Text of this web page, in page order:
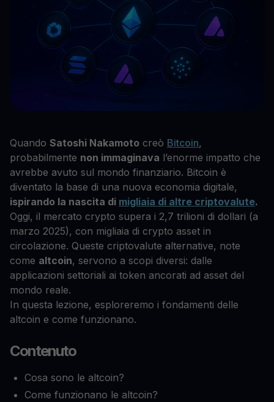
Quando Satoshi Nakamoto creò Bitcoin,
probabilmente non immaginava l’enorme impatto che
avrebbe avuto sul mondo finanziario. Bitcoin è
diventato la base di una nuova economia digitale,
ispirando la nascita di migliaia di altre criptovalute.
Oggi, il mercato crypto supera i 2,7 trilioni di dollari (a
marzo 2025), con migliaia di crypto asset in
circolazione. Queste criptovalute alternative, note
come altcoin, servono a scopi diversi: dalle
applicazioni settoriali ai token ancorati ad asset del
mondo reale.
In questa lezione, esploreremo i fondamenti delle
altcoin e come funzionano.
Contenuto
Cosa sono le altcoin?
Come funzionano le altcoin?